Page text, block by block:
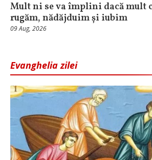
Mult ni se va împlini dacă mult
rugăm, nădăjduim și iubim
09 Aug, 2026
Evanghelia zilei